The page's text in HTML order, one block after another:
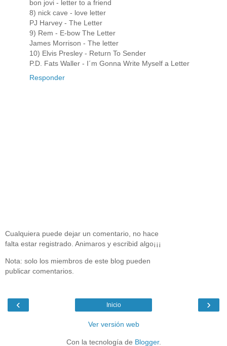
bon jovi - letter to a friend
8) nick cave - love letter
PJ Harvey - The Letter
9) Rem - E-bow The Letter
James Morrison - The letter
10) Elvis Presley - Return To Sender
P.D. Fats Waller - I´m Gonna Write Myself a Letter
Responder
Cualquiera puede dejar un comentario, no hace
falta estar registrado. Animaros y escribid algo¡¡¡
Nota: solo los miembros de este blog pueden
publicar comentarios.
‹ ›
Inicio
Ver versión web
Con la tecnología de Blogger.